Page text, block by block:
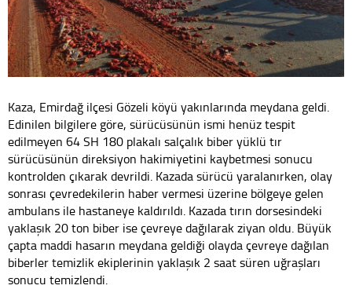
Kaza, Emirdağ ilçesi Gözeli köyü yakınlarında meydana geldi.
Edinilen bilgilere göre, sürücüsünün ismi henüz tespit
edilmeyen 64 SH 180 plakalı salçalık biber yüklü tır
sürücüsünün direksiyon hakimiyetini kaybetmesi sonucu
kontrolden çıkarak devrildi. Kazada sürücü yaralanırken, olay
sonrası çevredekilerin haber vermesi üzerine bölgeye gelen
ambulans ile hastaneye kaldırıldı. Kazada tırın dorsesindeki
yaklaşık 20 ton biber ise çevreye dağılarak ziyan oldu. Büyük
çapta maddi hasarın meydana geldiği olayda çevreye dağılan
biberler temizlik ekiplerinin yaklaşık 2 saat süren uğraşları
sonucu temizlendi.